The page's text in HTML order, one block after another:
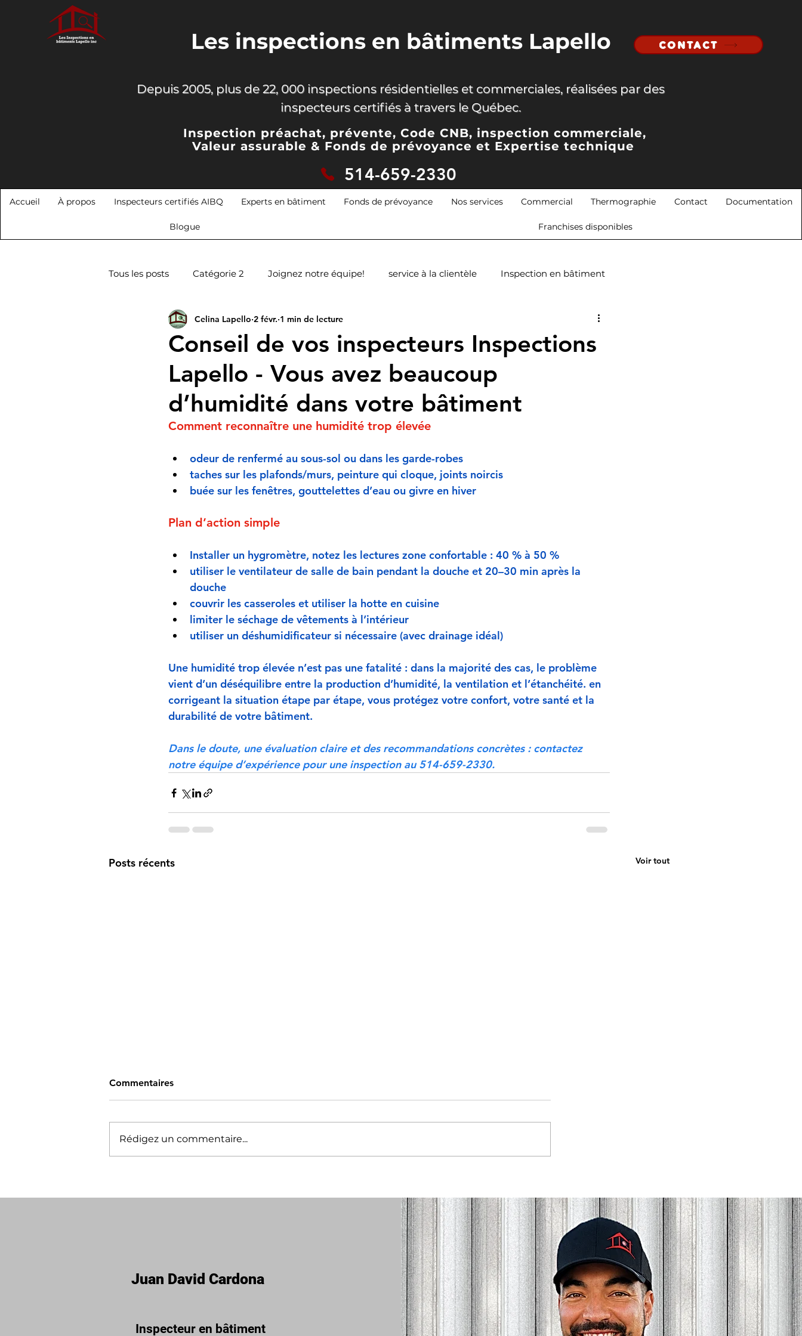
CONTACT
Les inspections en bâtiments Lapello
Depuis 2005, plus de 22, 000 inspections résidentielles et commerciales, réalisées par des
inspecteurs certifiés à travers le Québec.
Inspection préachat, prévente, Code CNB, inspection commerciale,
Valeur assurable & Fonds de prévoyance et Expertise technique
514-659-2330
Accueil À propos Inspecteurs certifiés AIBQ Experts en bâtiment Fonds de prévoyance Nos services Commercial Thermographie Contact Documentation
Blogue Franchises disponibles
Tous les posts Catégorie 2 Joignez notre équipe! service à la clientèle Inspection en bâtiment
Inspecteur en bâtiment Drummondvill Inspecteur en bâtiment AIBQ Inspecteur en bâtiment Vaudreuil Do
Inspecteur en bâtiment Valleyfield Etude de fonds de prévoyance
Conseil de vos inspecteurs Inspections
Lapello - Vous avez beaucoup
d’humidité dans votre bâtiment
Celina Lapello 2 févr. 1 min de lecture
Comment reconnaître une humidité trop élevée
odeur de renfermé au sous-sol ou dans les garde-robes
taches sur les plafonds/murs, peinture qui cloque, joints noircis
buée sur les fenêtres, gouttelettes d’eau ou givre en hiver
Plan d’action simple
Installer un hygromètre, notez les lectures zone confortable : 40 % à 50 %
utiliser le ventilateur de salle de bain pendant la douche et 20–30 min après la
douche
couvrir les casseroles et utiliser la hotte en cuisine
limiter le séchage de vêtements à l’intérieur
utiliser un déshumidificateur si nécessaire (avec drainage idéal)
Une humidité trop élevée n’est pas une fatalité : dans la majorité des cas, le problème
vient d’un déséquilibre entre la production d’humidité, la ventilation et l’étanchéité. en
corrigeant la situation étape par étape, vous protégez votre confort, votre santé et la
durabilité de votre bâtiment.
Dans le doute, une évaluation claire et des recommandations concrètes : contactez
notre équipe d’expérience pour une inspection au 514-659-2330.
Posts récents Voir tout
appel à nos inspecteurs?
bâtiment Lapello dans les
Basses-Laurentides
Commentaires
Rédigez un commentaire...
Juan David Cardona
Inspecteur en bâtiment